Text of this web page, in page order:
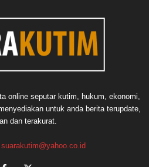
online seputar kutim, hukum, ekonomi,
untuk anda berita terupdate,
dan terakurat.
suarakutim@yahoo.co.id